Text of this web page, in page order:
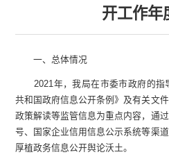
开工作年
一、总体情况
2021年，我局在市委市政府的指
共和国政府信息公开条例》及有关文
政策解读等监管信息为重点内容，通
号、国家企业信用信息公示系统等渠
厚植政务信息公开舆论沃土。